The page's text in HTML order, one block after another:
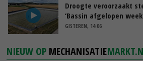
Droogte veroorzaakt
‘Bassin afgelopen
GISTEREN, 14:06
NIEUW OP MECHANISATIE